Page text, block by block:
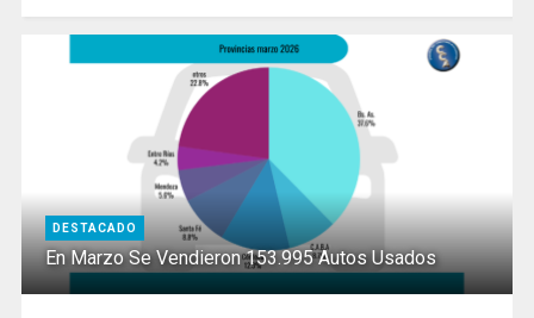
DESTACADO
En Marzo Se Vendieron 153.995 Autos Usados